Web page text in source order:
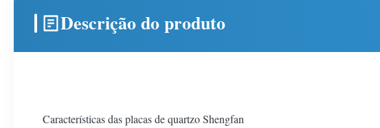
Descrição do produto
Características das placas de quartzo Shengfan